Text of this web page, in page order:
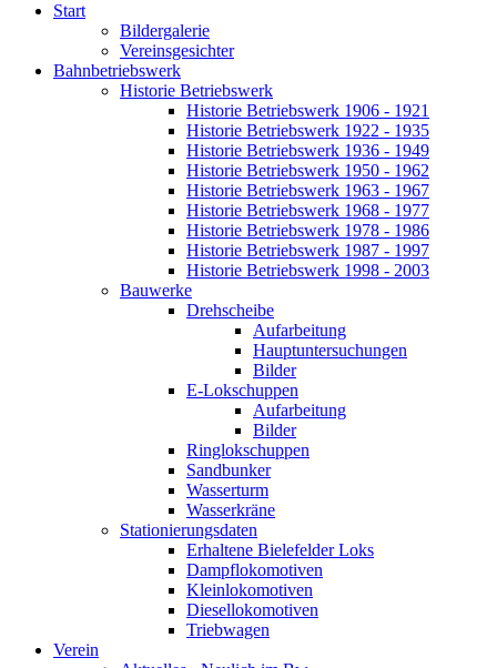
Start
Bildergalerie
Vereinsgesichter
Bahnbetriebswerk
Historie Betriebswerk
Historie Betriebswerk 1906 - 1921
Historie Betriebswerk 1922 - 1935
Historie Betriebswerk 1936 - 1949
Historie Betriebswerk 1950 - 1962
Historie Betriebswerk 1963 - 1967
Historie Betriebswerk 1968 - 1977
Historie Betriebswerk 1978 - 1986
Historie Betriebswerk 1987 - 1997
Historie Betriebswerk 1998 - 2003
Bauwerke
Drehscheibe
Aufarbeitung
Hauptuntersuchungen
Bilder
E-Lokschuppen
Aufarbeitung
Bilder
Ringlokschuppen
Sandbunker
Wasserturm
Wasserkräne
Stationierungsdaten
Erhaltene Bielefelder Loks
Dampflokomotiven
Kleinlokomotiven
Diesellokomotiven
Triebwagen
Verein